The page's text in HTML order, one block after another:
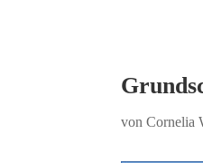
vonCornelia